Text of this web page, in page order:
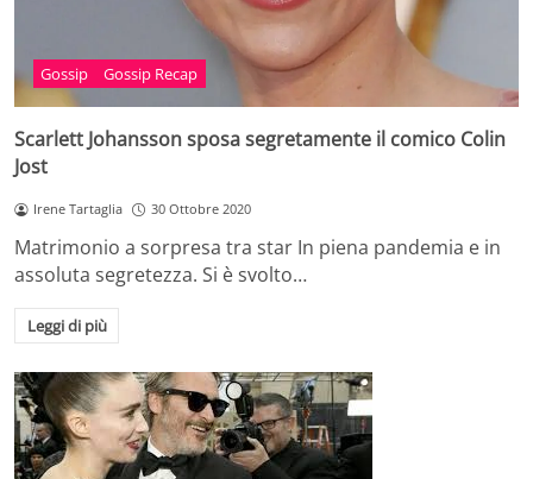
Gossip Gossip Recap
Scarlett Johansson sposa segretamente il comico Colin
Jost
Irene Tartaglia 30 Ottobre 2020
Matrimonio a sorpresa tra star In piena pandemia e in
assoluta segretezza. Si è svolto…
Leggi di più